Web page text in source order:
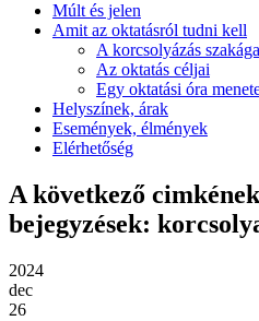
Múlt és jelen
Amit az oktatásról tudni kell
A korcsolyázás
Az oktatás céljai
Egy oktatási óra
Helyszínek, árak
Események, élmények
Elérhetőség
A következő
bejegyzések:
2024
dec
26